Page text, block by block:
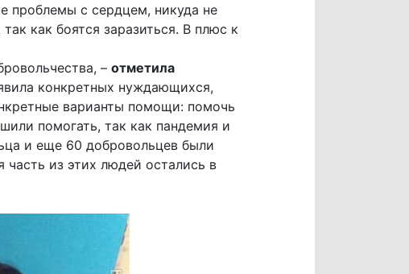
проблемы с сердцем, никуда не
как боятся заразиться. В плюс к
– отметила
конкретных нуждающихся,
варианты помощи: помочь
помогать, так как пандемия и
и еще 60 добровольцев были
из этих людей остались в